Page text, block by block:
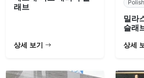
래브
상세 보기
밀라
슬래
상세